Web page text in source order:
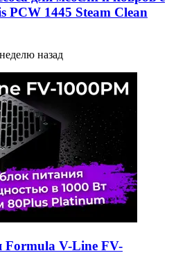
PCW 1445 Steam Clean
назад
Formula V-Line FV-